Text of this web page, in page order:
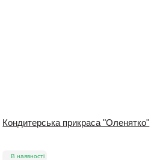
Кондитерська прикраса "Оленятко"
В наявності